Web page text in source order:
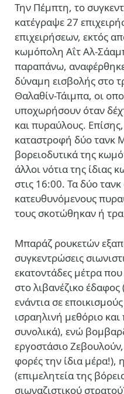
Την Πέμπτη, το
κατέγραψε 27
επιχειρήσεων, εκτός
κωμόπολη Αΐτ Αλ-
παραπάνω,
δύναμη εισβολής στο
Θαλαθίν-Τάιμπα, οι
υποχωρήσουν όταν
και πυραύλους.
καταστροφή δύο τανκ
βορειοδυτικά της
άλλοι νότια της ίδιας
στις 16:00. Τα δύο
κατευθυνόμενους
τους σκοτώθηκαν ή
Μπαράζ ρουκετών
συγκεντρώσεις
εκατοντάδες μέτρα
στο λιβανέζικο
ενάντια σε
ισραηλινή μεθόριο και
συνολικά), ενώ
εργοστάσιο
φορές την ίδια μέρα!),
(επιμελητεία της
σιωναζιστικού